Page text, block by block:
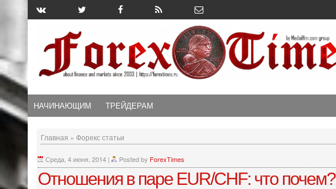
НАЧИНАЮЩИМ ТРЕЙДЕРАМ
Главная » Форекс статьи
Среда, 4 июня, 2014 | Posted by ForexTimes
Отношения в паре EUR/CHF: что почем?